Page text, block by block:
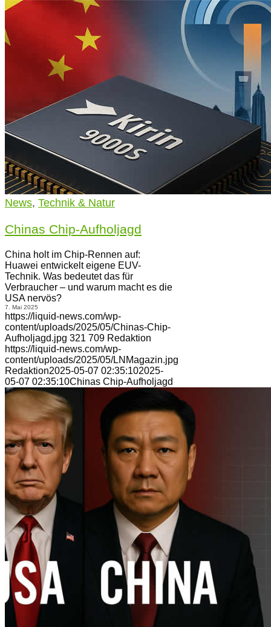
News, Technik & Natur
Chinas Chip-Aufholjagd
China holt im Chip-Rennen auf:
Huawei entwickelt eigene EUV-
Technik. Was bedeutet das für
Verbraucher – und warum macht es die
USA nervös?
7. Mai 2025
https://liquid-news.com/wp-
content/uploads/2025/05/Chinas-Chip-
Aufholjagd.jpg 321 709 Redaktion
https://liquid-news.com/wp-
content/uploads/2025/05/LNMagazin.jpg
Redaktion2025-05-07 02:35:102025-
05-07 02:35:10Chinas Chip-Aufholjagd